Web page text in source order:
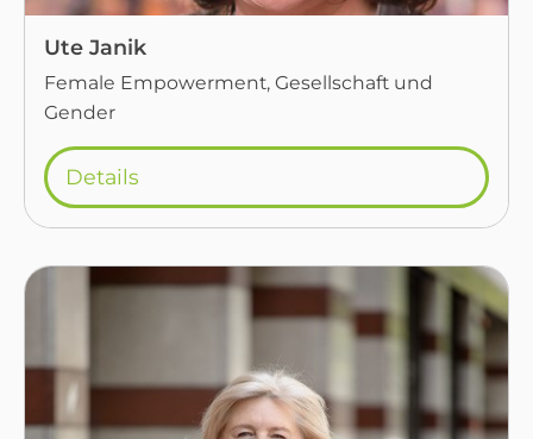
Ute Janik
Female Empowerment, Gesellschaft und
Gender
Details